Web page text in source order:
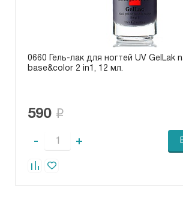
0660 Гель-лак для ногтей UV GelLak
base&color 2 in1, 12 мл.
590
- +